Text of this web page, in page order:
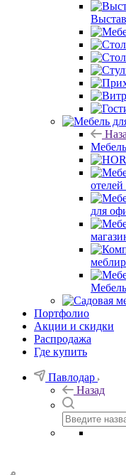
для
Портфолио
Акции и скидки
Распродажа
Где купить
Павлодар
Назад